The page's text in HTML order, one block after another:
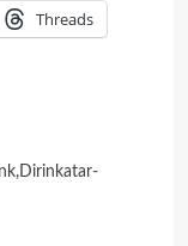
Threads
,Dirinkatar-